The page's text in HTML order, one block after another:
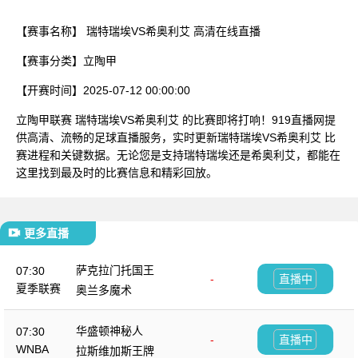
【赛事名称】 瑞特瑞埃VS希奥利艾 高清在线直播
【赛事分类】 立陶甲
【开赛时间】 2025-07-12 00:00:00
立陶甲联赛 瑞特瑞埃VS希奥利艾 的比赛即将打响！919直播网提
供高清、流畅的足球直播服务，实时更新瑞特瑞埃VS希奥利艾 比
赛进程和关键数据。无论您是支持瑞特瑞埃还是希奥利艾，都能在
这里找到最及时的比赛信息和精彩回放。
更多直播
07:30
夏季联赛
萨克拉门托国王
-
奥兰多魔术
直播中
07:30
WNBA
华盛顿神秘人
-
拉斯维加斯王牌
直播中